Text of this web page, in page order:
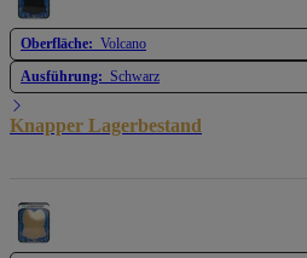
Oberfläche: Volcano
Ausführung: Schwarz
Knapper Lagerbestand